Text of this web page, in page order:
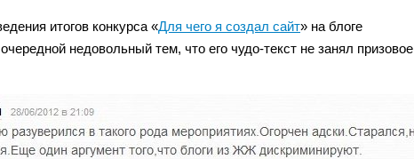
итогов конкурса «Для чего я создал сайт» на блоге
недовольный тем, что его чудо-текст не занял призовое